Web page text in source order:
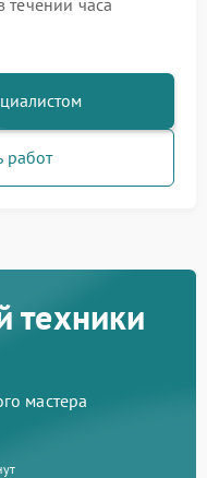
течении часа
работ
техники
мастера